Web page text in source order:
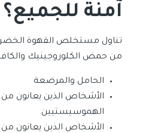
آمنة للجميع؟
تناول مستخلص القهوة
من حمض الكلوروجينيك
الحامل والمرضعة
الأشخاص الذين يعانون من
الهموسيستيين
الأشخاص الذين يعانون